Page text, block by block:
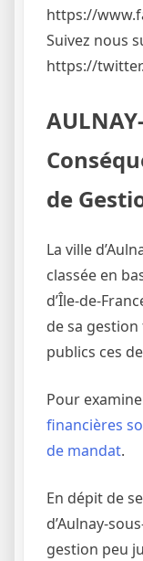
https://
Suivez nous
https://
de
La ville
classée en
d’Île-de-
de sa
publics ces
Pour
financières
de mandat.
En dépit de
d’Aulnay-
gestion peu